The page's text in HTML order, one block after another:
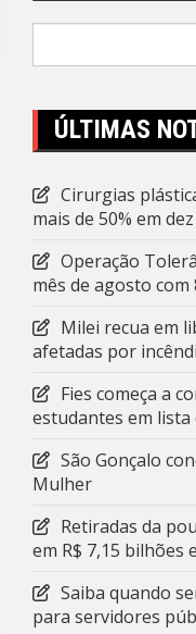
ÚLTIMAS
Cirurgias
mais de 50% em
Operação
mês de agosto
Milei recua em
afetadas por
Fies começa a
estudantes em lista
São Gonçalo
Mulher
Retiradas da
em R$ 7,15 bilhões
Saiba quando
para servidores